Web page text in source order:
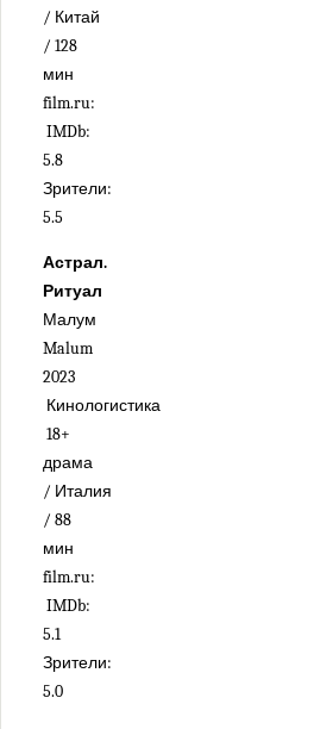
/ Китай
/ 128
мин
film.ru:
IMDb:
5.8
Зрители:
5.5
Астрал.
Ритуал
Малум
Malum
2023
Кинологистика
18+
драма
/ Италия
/ 88
мин
film.ru:
IMDb:
5.1
Зрители:
5.0